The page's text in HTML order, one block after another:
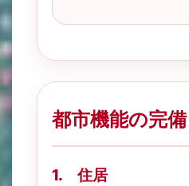
都市機能の完備
1. 住居